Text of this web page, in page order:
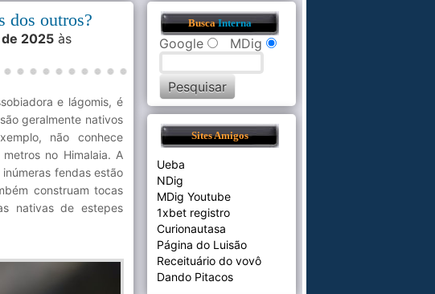
dos outros?
2025 às
e lágomis, é
geralmente nativos
não conhece
no Himalaia. A
fendas estão
construam tocas
nativas de estepes
BuscaInterna
Google MDig
Sites Amigos
Ueba
NDig
MDig Youtube
1xbet registro
Curionautasa
Página do Luisão
Receituário do vovô
Dando Pitacos